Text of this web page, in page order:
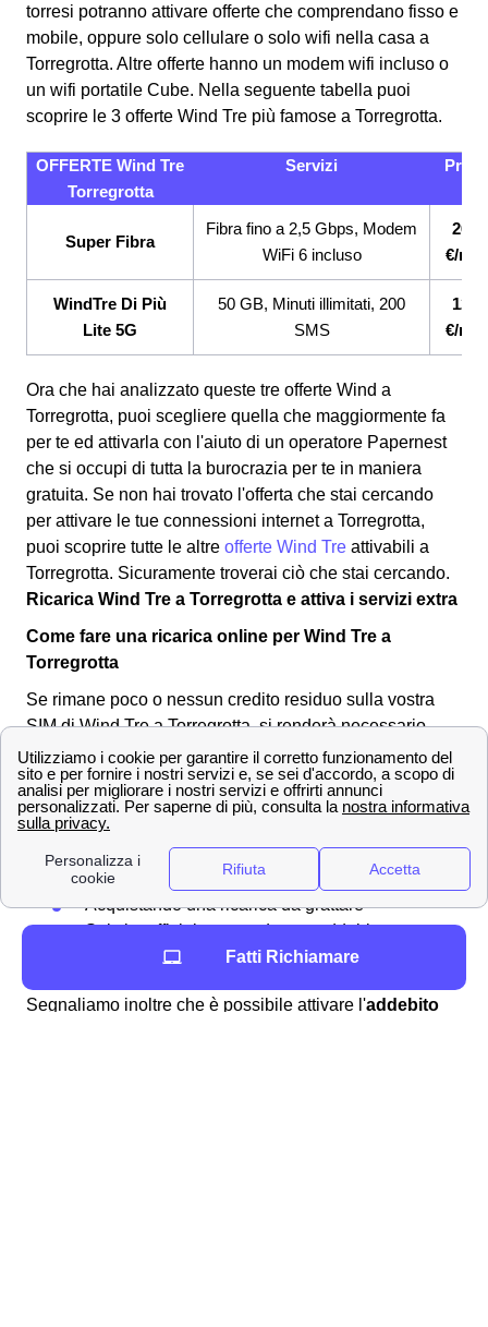
torresi potranno attivare offerte che comprendano fisso e
mobile, oppure solo cellulare o solo wifi nella casa a
Torregrotta. Altre offerte hanno un modem wifi incluso o
un wifi portatile Cube. Nella seguente tabella puoi
scoprire le 3 offerte Wind Tre più famose a Torregrotta.
OFFERTE Wind Tre
Torregrotta
Servizi
Super Fibra
Fibra fino a 2,5 Gbps, Modem
WiFi 6 incluso
€/
WindTre Di Più
Lite 5G
50 GB, Minuti illimitati, 200
SMS
€/
Ora che hai analizzato queste tre offerte Wind a
Torregrotta, puoi scegliere quella che maggiormente fa
per te ed attivarla con l'aiuto di un operatore Papernest
che si occupi di tutta la burocrazia per te in maniera
gratuita. Se non hai trovato l'offerta che stai cercando
per attivare le tue connessioni internet a Torregrotta,
puoi scoprire tutte le altre offerte Wind Tre attivabili a
Torregrotta. Sicuramente troverai ciò che stai cercando.
Ricarica Wind Tre a Torregrotta e attiva i servizi extra
Come fare una ricarica online per Wind Tre a
Torregrotta
Se rimane poco o nessun credito residuo sulla vostra
SIM di Wind Tre a Torregrotta, si renderà necessario
effettuare una ricaricaper il proprio numero. Vi sono
svariate modalità per ricaricare la propria SIM card Wind
a Torregrotta:
In banca
Al tabacchino di Torregrotta
Acquistando una ricarica da grattare
Sul sito ufficiale pagando con addebito su
conto corrente o con Paypal
Segnaliamo inoltre che è possibile attivare l'addebito
Fatti Richiamare